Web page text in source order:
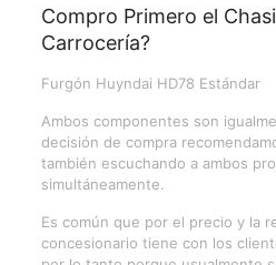
Compro Primero el
Carrocería?
Furgón Huyndai HD78 Estándar
Ambos componentes son
decisión de compra
también escuchando a ambos
simultáneamente.
Es común que por el precio y la
concesionario tiene con los